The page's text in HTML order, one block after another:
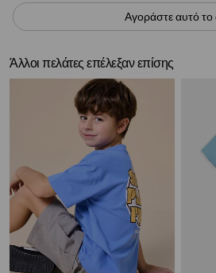
Αγοράστε αυτό το
Άλλοι πελάτες επέλεξαν επίσης